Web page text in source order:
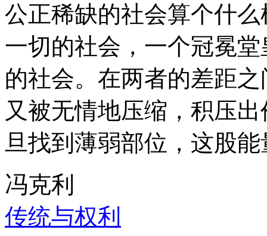
公正稀缺的社会算个什
一切的社会，一个冠冕
的社会。在两者的差距
又被无情地压缩，积压
旦找到薄弱部位，这股
冯克利
传统与权利